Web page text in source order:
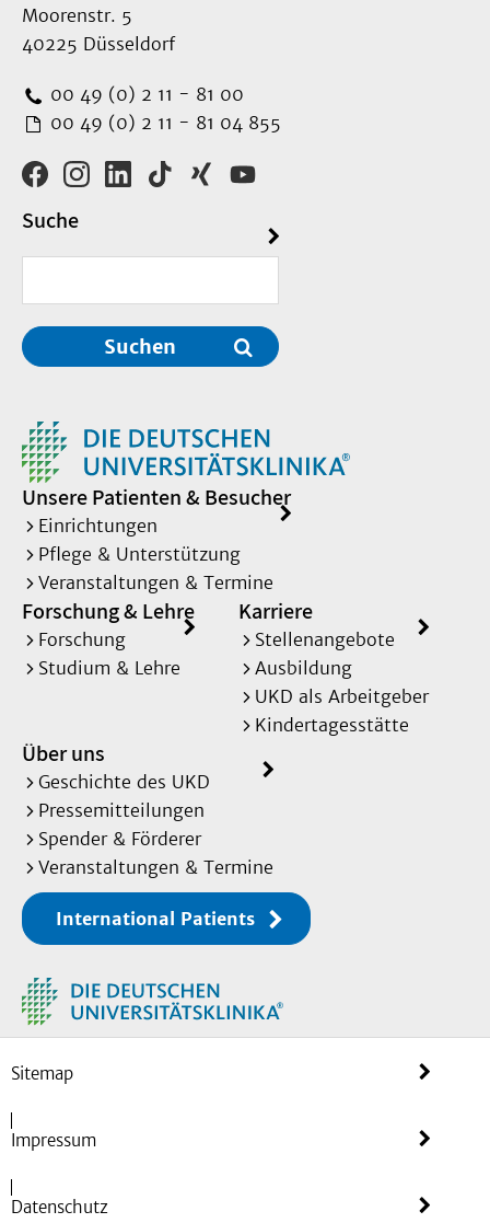
Moorenstr. 5
40225 Düsseldorf
00 49 (0) 2 11 - 81 00
00 49 (0) 2 11 - 81 04 855
Suche
Suchen
Unsere Patienten & Besucher
Einrichtungen
Pflege & Unterstützung
Veranstaltungen & Termine
Forschung & Lehre
Forschung
Studium & Lehre
Karriere
Stellenangebote
Ausbildung
UKD als Arbeitgeber
Kindertagesstätte
Über uns
Geschichte des UKD
Pressemitteilungen
Spender & Förderer
Veranstaltungen & Termine
International Patients
Sitemap
Impressum
Datenschutz